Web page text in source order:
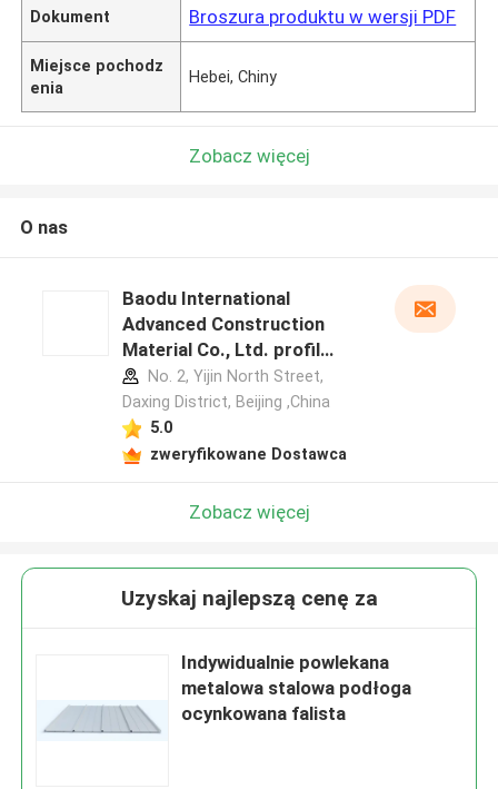
Dokument Broszura produktu w wersji PDF
Miejsce pochodz
enia
Hebei, Chiny
Zobacz więcej
O nas
Baodu International
Advanced Construction
Material Co., Ltd. profil
producenta
No. 2, Yijin North Street,
Daxing District, Beijing ,China
5.0
zweryfikowane Dostawca
Zobacz więcej
Uzyskaj najlepszą cenę za
Indywidualnie powlekana
metalowa stalowa podłoga
ocynkowana falista